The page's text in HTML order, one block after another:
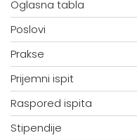
Oglasna tabla
Poslovi
Prakse
Prijemni ispit
Raspored ispita
Stipendije